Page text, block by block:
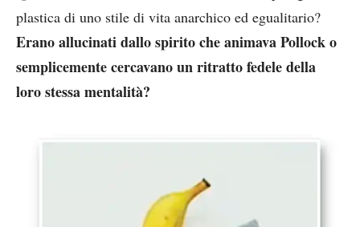
plastica di uno stile di vita anarchico ed egualitario?
Erano allucinati dallo spirito che animava Pollock o
semplicemente cercavano un ritratto fedele della
loro stessa mentalità?